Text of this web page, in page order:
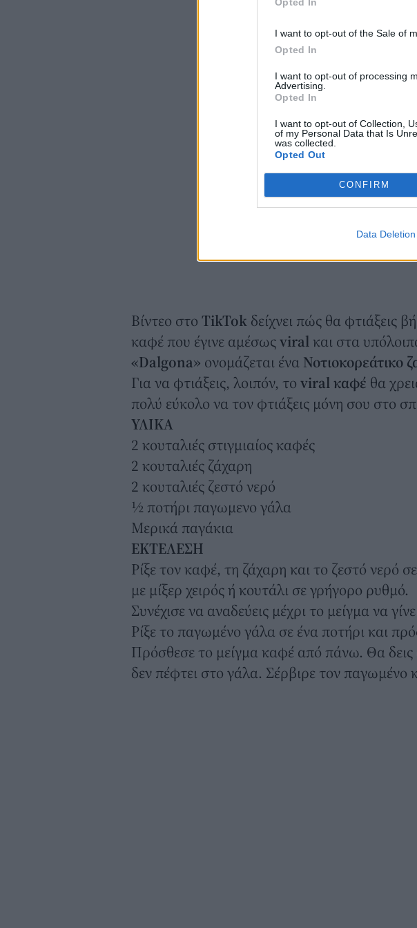
I want to opt-out of the Sale of
Opted In
I want to opt-out of processing
Advertising.
Opted In
I want to opt-out of Collection,
of my Personal Data that Is
was collected.
Opted Out
CONFIRM
Data Deletion
Βίντεο στο TikTok δείχνει πώς θα φτιάξεις
καφέ που έγινε αμέσωςviralκαι στα
«Dalgona» ονομάζεται ένα Νοτιοκορεάτικο
Για να φτιάξεις, λοιπόν, το viral καφέ θα
πολύ εύκολο να τον φτιάξεις μόνη σου στο
ΥΛΙΚΑ
2 κουταλιές στιγμιαίος καφές
2 κουταλιές ζάχαρη
2 κουταλιές ζεστό νερό
½ ποτήρι παγωμενο γάλα
Μερικά παγάκια
ΕΚΤΕΛΕΣΗ
Ρίξε τον καφέ, τη ζάχαρη και το ζεστό νερό
με μίξερ χειρός ή κουτάλι σε γρήγορο ρυθμό.
Συνέχισε να αναδεύεις μέχρι το μείγμα να
Ρίξε το παγωμένο γάλα σε ένα ποτήρι και
Πρόσθεσε το μείγμα καφέ από πάνω. Θα δεις
δεν πέφτει στο γάλα. Σέρβιρε τον παγωμένο